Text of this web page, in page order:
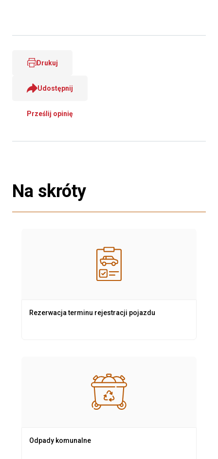
Drukuj
Udostępnij
Prześlij opinię
Na skróty
Rezerwacja terminu rejestracji pojazdu
Odpady komunalne